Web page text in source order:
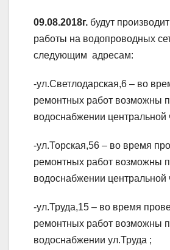
09.08.2018г. будут
работы на водопроводных
следующим адресам:
-ул.Светлодарская,6 – во
ремонтных работ возможны
водоснабжении центральной
-ул.Торская,56 – во время
ремонтных работ возможны
водоснабжении центральной
-ул.Труда,15 – во время
ремонтных работ возможны
водоснабжении ул.Труда ;